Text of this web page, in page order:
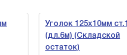
Уголок 125х10мм ст.1-3
(дл.6м) (Складской
остаток)